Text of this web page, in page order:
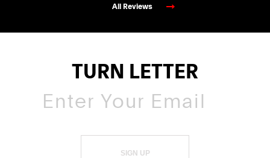
All Reviews
TURN LETTER
SIGN UP